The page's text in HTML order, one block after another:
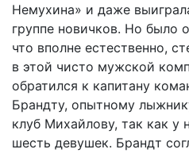
Немухина» и даже
группе новичков. Но было
что вполне естественно,
в этой чисто мужской
обратился к капитану
Брандту, опытному
клуб Михайлову, так как у
шесть девушек. Брандт